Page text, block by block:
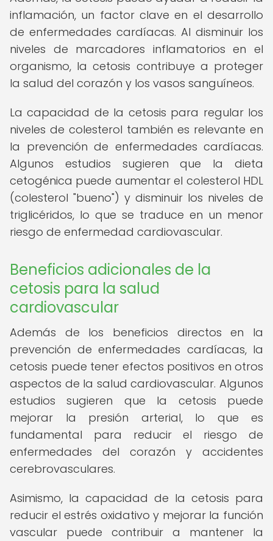
inflamación, un factor clave en el desarrollo
de enfermedades cardíacas. Al disminuir los
niveles de marcadores inflamatorios en el
organismo, la cetosis contribuye a proteger
la salud del corazón y los vasos sanguíneos.
La capacidad de la cetosis para regular los
niveles de colesterol también es relevante en
la prevención de enfermedades cardíacas.
Algunos estudios sugieren que la dieta
cetogénica puede aumentar el colesterol HDL
(colesterol "bueno") y disminuir los niveles de
triglicéridos, lo que se traduce en un menor
riesgo de enfermedad cardiovascular.
Beneficios adicionales de la
cetosis para la salud
cardiovascular
Además de los beneficios directos en la
prevención de enfermedades cardíacas, la
cetosis puede tener efectos positivos en otros
aspectos de la salud cardiovascular. Algunos
estudios sugieren que la cetosis puede
mejorar la presión arterial, lo que es
fundamental para reducir el riesgo de
enfermedades del corazón y accidentes
cerebrovasculares.
Asimismo, la capacidad de la cetosis para
reducir el estrés oxidativo y mejorar la función
vascular puede contribuir a mantener la